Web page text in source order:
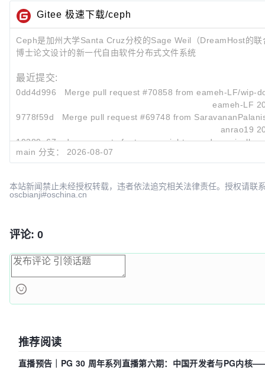
Gitee 极速下载/ceph
Ceph是加州大学Santa Cruz分校的Sage Weil（DreamHost的联
博士论文设计的新一代自由软件分布式文件系统
最近提交:
0dd4d996
Merge pull request #70858 from eameh-LF/wip-
eameh-LF
9778f59d
Merge pull request #69748 from
anrao19
19389e67
doc: compute footer copyright year dynamically
main 分支： 2026-08-07
本站新闻禁止未经授权转载，违者依法追究相关法律责任。授权请联
oscbianji#oschina.cn
评论: 0
推荐阅读
直播预告｜PG 30 周年系列直播第六期：中国开发者与PG内核